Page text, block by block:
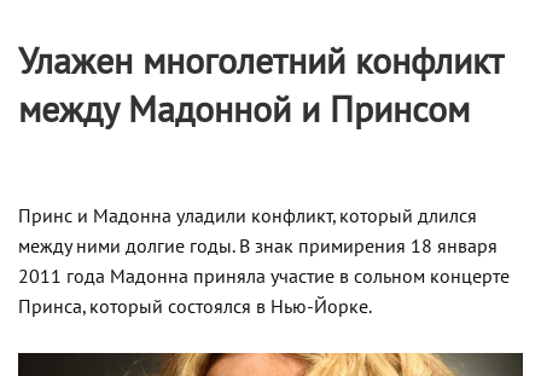
Улажен многолетний конфликт
между Мадонной и Принсом
Принс и Мадонна уладили конфликт, который длился
между ними долгие годы. В знак примирения 18 января
2011 года Мадонна приняла участие в сольном концерте
Принса, который состоялся в Нью-Йорке.